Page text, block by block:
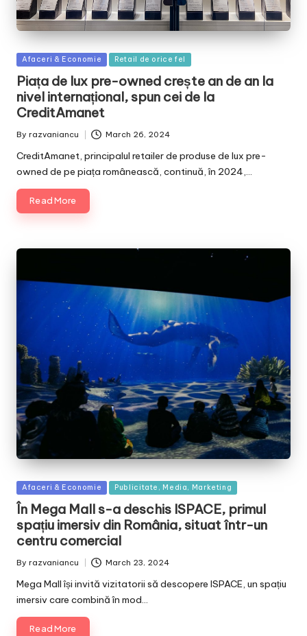
Posted
Afaceri & Economie Retail de orice fel
Piața de lux pre-owned crește an de an la
nivel internațional, spun cei de la
CreditAmanet
Posted
By razvaniancu March 26, 2024
CreditAmanet, principalul retailer de produse de lux pre-
owned de pe piața românească, continuă, în 2024,…
Read More
Posted
in
Afaceri & Economie Publicitate, Media, Marketing
În Mega Mall s-a deschis ISPACE, primul
spațiu imersiv din România, situat într-un
centru comercial
Posted
By razvaniancu March 23, 2024
Mega Mall își invită vizitatorii să descopere ISPACE, un spațiu
imersiv care combină în mod…
Read More